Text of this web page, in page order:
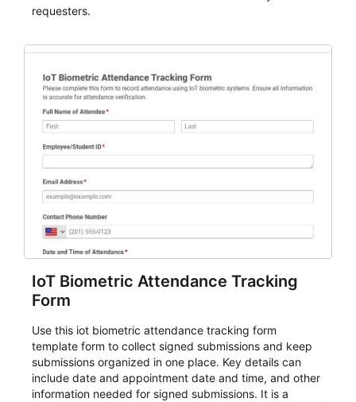
requesters.
IoT Biometric Attendance Tracking
Form
Use this iot biometric attendance tracking form
template form to collect signed submissions and keep
submissions organized in one place. Key details can
include date and appointment date and time, and other
information needed for signed submissions. It is a